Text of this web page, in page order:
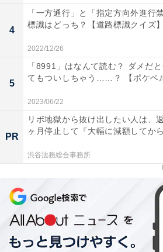
4
「一方通行」と「指定方向外進行
標識はどっち？【道路標識クイズ】
2022/12/26
5
「8991」はなんて読む？ ダメだ
てもついしちゃう……？ 【ポケベ
2023/06/22
PR
リボ地獄から抜け出したい人は、
ヶ月停止して『大幅に減額してか
渋谷法務総合事務所